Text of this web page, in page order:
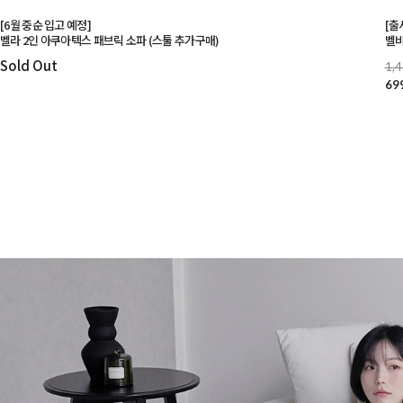
[6월 중순 입고 예정]
벨라 2인 아쿠아텍스 패브릭 소파 (스툴 추가구매)
Sold Out
[출
벨